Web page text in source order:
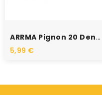
ARRMA Pignon 20 Dents 0.8...
5,99 €